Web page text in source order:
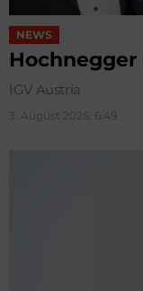
NEWS
IGV Austria
3. August 2026, 6:49